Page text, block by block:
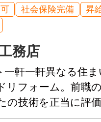
社会保険完備
昇
務店
一軒一軒異なる住
リフォーム。前職
の技術を正当に評